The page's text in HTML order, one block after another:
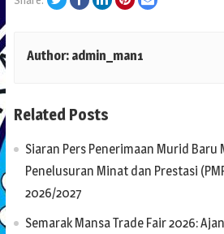
Author: admin_man1
Related Posts
Siaran Pers Penerimaan Murid Baru
Penelusuran Minat dan Prestasi
2026/2027
Semarak Mansa Trade Fair 2026: